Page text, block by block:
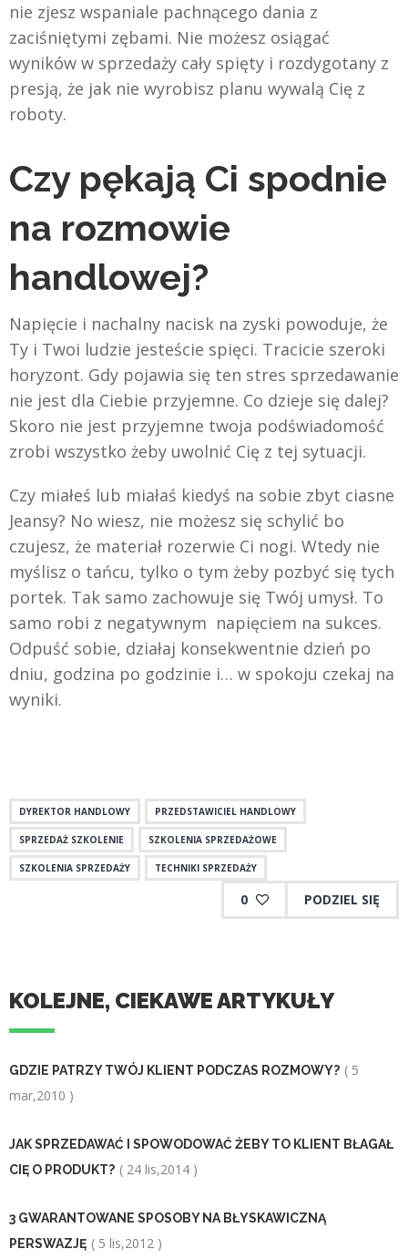
nie zjesz wspaniale pachnącego dania z
zaciśniętymi zębami. Nie możesz osiągać
wyników w sprzedaży cały spięty i rozdygotany z
presją, że jak nie wyrobisz planu wywalą Cię z
roboty.
Czy pękają Ci spodnie
na rozmowie
handlowej?
Napięcie i nachalny nacisk na zyski powoduje, że
Ty i Twoi ludzie jesteście spięci. Tracicie szeroki
horyzont. Gdy pojawia się ten stres sprzedawanie
nie jest dla Ciebie przyjemne. Co dzieje się dalej?
Skoro nie jest przyjemne twoja podświadomość
zrobi wszystko żeby uwolnić Cię z tej sytuacji.
Czy miałeś lub miałaś kiedyś na sobie zbyt ciasne
Jeansy? No wiesz, nie możesz się schylić bo
czujesz, że materiał rozerwie Ci nogi. Wtedy nie
myślisz o tańcu, tylko o tym żeby pozbyć się tych
portek. Tak samo zachowuje się Twój umysł. To
samo robi z negatywnym napięciem na sukces.
Odpuść sobie, działaj konsekwentnie dzień po
dniu, godzina po godzinie i… w spokoju czekaj na
wyniki.
DYREKTOR HANDLOWY PRZEDSTAWICIEL HANDLOWY
SPRZEDAŻ SZKOLENIE SZKOLENIA SPRZEDAŻOWE
SZKOLENIA SPRZEDAŻY TECHNIKI SPRZEDAŻY
0 PODZIEL SIĘ
KOLEJNE, CIEKAWE ARTYKUŁY
GDZIE PATRZY TWÓJ KLIENT PODCZAS ROZMOWY? ( 5
mar,2010 )
JAK SPRZEDAWAĆ I SPOWODOWAĆ ŻEBY TO KLIENT BŁAGAŁ
CIĘ O PRODUKT? ( 24 lis,2014 )
3 GWARANTOWANE SPOSOBY NA BŁYSKAWICZNĄ
PERSWAZJĘ ( 5 lis,2012 )